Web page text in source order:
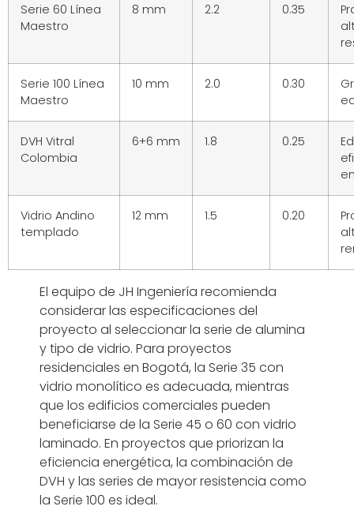
Serie 60 Línea
Maestro
8 mm 2.2 0.35
Serie 100 Línea
Maestro
10 mm 2.0 0.30
DVH Vitral
Colombia
6+6 mm 1.8 0.25
Vidrio Andino
templado
12 mm 1.5 0.20
El equipo de JH Ingeniería recomienda
considerar las especificaciones del
proyecto al seleccionar la serie de alumina
y tipo de vidrio. Para proyectos
residenciales en Bogotá, la Serie 35 con
vidrio monolítico es adecuada, mientras
que los edificios comerciales pueden
beneficiarse de la Serie 45 o 60 con vidrio
laminado. En proyectos que priorizan la
eficiencia energética, la combinación de
DVH y las series de mayor resistencia como
la Serie 100 es ideal.